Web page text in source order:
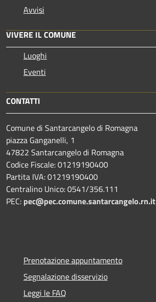
Avvisi
VIVERE IL COMUNE
Luoghi
Eventi
CONTATTI
Comune di Santarcangelo di Romagna
piazza Ganganelli, 1
47822 Santarcangelo di Romagna
Codice Fiscale: 01219190400
Partita IVA: 01219190400
Centralino Unico: 0541/356.111
PEC: pec@pec.comune.santarcangelo.rn.it
Prenotazione appuntamento
Segnalazione disservizio
Leggi le FAQ